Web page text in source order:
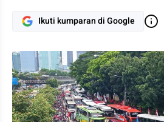
Ikuti kumparan di Google